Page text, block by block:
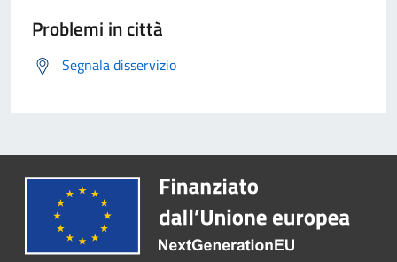
Problemi in città
Segnala disservizio